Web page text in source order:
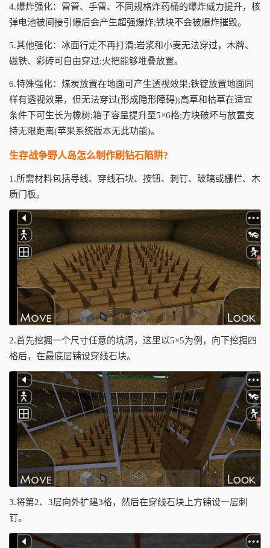
4.爆炸强化：雷管、手雷、不同规格炸药桶的爆炸威力提升，核
弹电池被间接引爆后会产生超强爆炸;铁块不会被爆炸摧毁。
5.其他强化：冰面行走不再打滑;岩浆和小麦无法穿过，木牌、
磁铁、彩砖可自由穿过;火把能够堆叠放置。
6.特殊强化：煤炭放置在地面可产生透视效果;铁锭放置地面同
样有透视效果，但无法穿过(形成隐形障碍);高草和枯草在适宜
条件下可生长为橡树;箱子容量提升至5×6格;方块破坏与放置支
持无限距离(苹果系统版本无此功能)。
生存战争野人岛怎么制作刷钻石陷阱?
1.所需材料包括导线、穿线石块、按钮、刺钉、玻璃或栅栏、木
质门板。
2.首先挖掘一个尺寸任意的坑洞，这里以5×5为例，向下挖掘四
格后，在最底层铺设穿线石块。
3.将第2、3层向外扩建3格，然后在穿线石块上方铺设一层刺
钉。